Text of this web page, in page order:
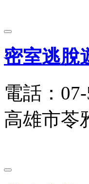
密室逃脫
電話：
高雄市苓